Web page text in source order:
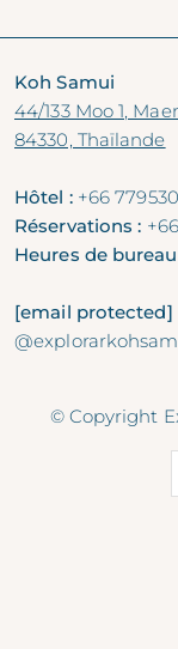
Koh Samui
44/133 Moo 1,
84330, Thaïlande
Hôtel : +66
Réservations :
Heures de
[email protected]
© Copyright